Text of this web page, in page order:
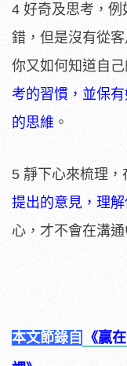
4 好奇及思考，
錯，但是沒有從
你又如何知道自
考的習慣，並保
的思維 。
5 靜下心來梳理，
提出的意見，理
心，才不會在溝
本文節錄自
《贏